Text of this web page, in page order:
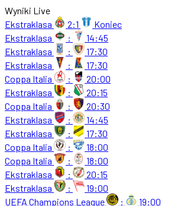
Wyniki Live
Ekstraklasa
2:1
Koniec
Ekstraklasa
:
14:45
Ekstraklasa
:
17:30
Ekstraklasa
:
17:30
Coppa Italia
:
20:00
Ekstraklasa
:
20:15
Coppa Italia
:
20:30
Ekstraklasa
:
14:45
Ekstraklasa
:
17:30
Coppa Italia
:
18:00
Coppa Italia
:
18:00
Ekstraklasa
:
20:15
Ekstraklasa
:
19:00
UEFA Champions League
:
19:00